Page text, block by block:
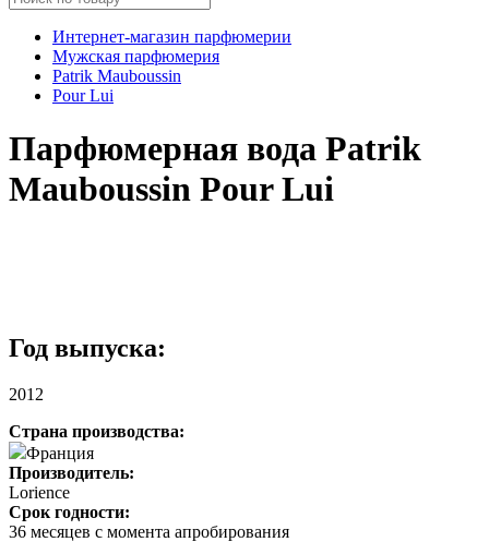
Интернет-магазин парфюмерии
Мужская парфюмерия
Patrik Mauboussin
Pour Lui
Парфюмерная вода Patrik
Mauboussin Pour Lui
Год выпуска:
2012
Страна производства:
Франция
Производитель:
Lorience
Срок годности:
36 месяцев с момента апробирования